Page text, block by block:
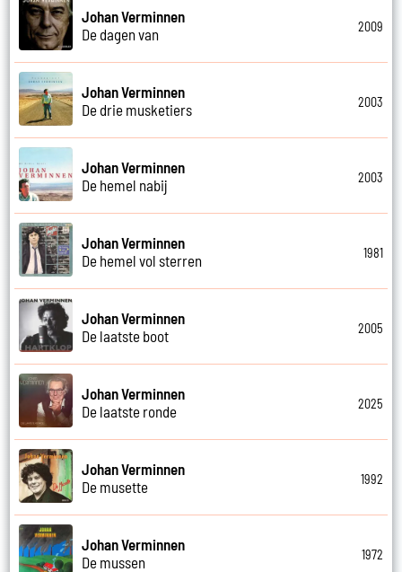
Johan Verminnen
De dagen van
2009
Johan Verminnen
De drie musketiers
2003
Johan Verminnen
De hemel nabij
2003
Johan Verminnen
De hemel vol sterren
1981
Johan Verminnen
De laatste boot
2005
Johan Verminnen
De laatste ronde
2025
Johan Verminnen
De musette
1992
Johan Verminnen
De mussen
1972